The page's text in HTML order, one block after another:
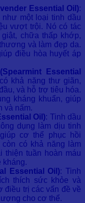
Essential Oil):
một loại tinh dầu
vượt trội. Nó có tác
chữa thấp khớp,
và làm đẹp da.
điều hòa huyết áp
Essential
khả năng thư giãn,
và hỗ trợ tiêu hóa.
kháng khuẩn, giúp
và nấm.
Oil): Tinh dầu
dụng làm dịu tinh
cơ thể phục hồi
có khả năng làm
thiện tuần hoàn máu
kháng.
Essential Oil): Tinh
thích sức khỏe và
điều trị các vấn đề về
cho cơ thể.